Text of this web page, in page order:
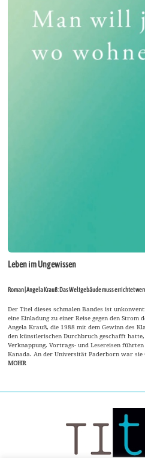
Leben im Ungewissen
Roman | Angela Krauß: Das Weltgebäude muss errichtet
Der Titel dieses schmalen Bandes ist
eine Einladung zu einer Reise gegen den Strom
Angela Krauß, die 1988 mit dem Gewinn des
den künstlerischen Durchbruch geschafft
Verknappung. Vortrags- und Lesereisen
Kanada. An der Universität Paderborn war
MOHR